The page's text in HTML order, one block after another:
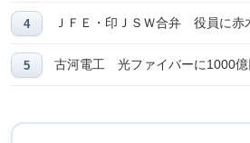
ＪＦＥ・印ＪＳＷ合弁 役員に赤
古河電工 光ファイバーに1000億